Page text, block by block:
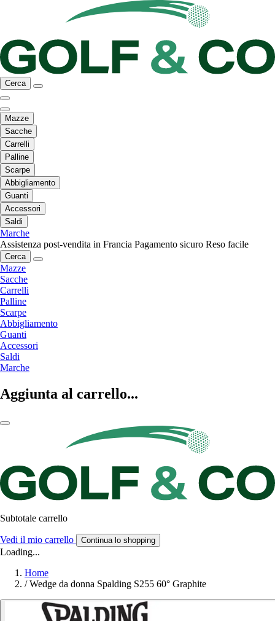
Cerca
Mazze
Sacche
Carrelli
Palline
Scarpe
Abbigliamento
Guanti
Accessori
Saldi
Marche
Assistenza post-vendita in Francia Pagamento sicuro Reso facile
Cerca
Mazze
Sacche
Carrelli
Palline
Scarpe
Abbigliamento
Guanti
Accessori
Saldi
Marche
Aggiunta al carrello...
Subtotale carrello
Vedi il mio carrello Continua lo shopping
Loading...
Home
/ Wedge da donna Spalding S255 60° Graphite